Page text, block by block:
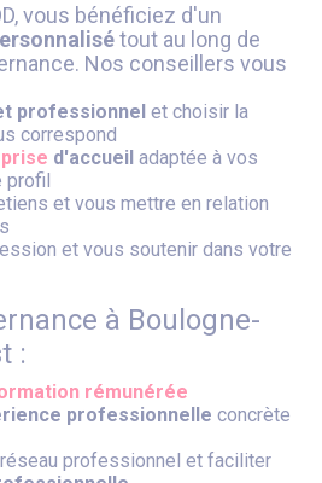
vous bénéficiez d'un
tout au long de
Nos conseillers vous
professionnel et choisir la
correspond
d'accueil adaptée à vos
profil
et vous mettre en relation
et vous soutenir dans votre
à Boulogne-
:
rémunérée
professionnelle concrète
professionnel et faciliter